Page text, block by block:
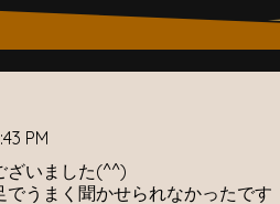
PM
ざいました(^^)
でうまく聞かせられなかったです